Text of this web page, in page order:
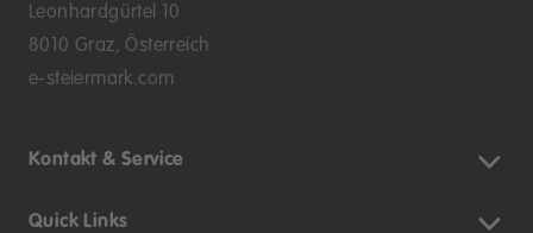
Leonhardgürtel 10
8010 Graz, Österreich
e-steiermark.com
Kontakt & Service
Quick Links